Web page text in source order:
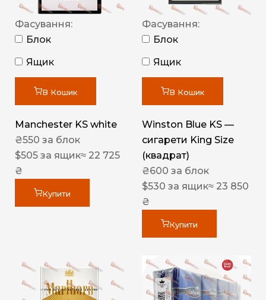
Фасування:
Блок
Ящик
В Кошик
Manchester KS white
₴550 за блок
$505 за ящик≈ 22 725
₴
Купити
Фасування:
Блок
Ящик
В Кошик
Winston Blue KS —
сигарети King Size
(квадрат)
₴600 за блок
$530 за ящик≈ 23 850
₴
Купити